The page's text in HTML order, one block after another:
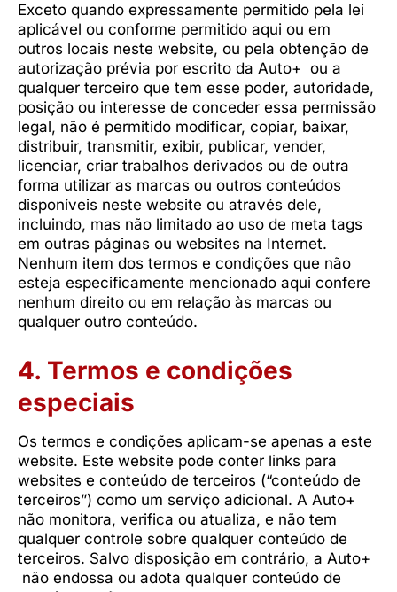
Exceto quando expressamente permitido pela lei
aplicável ou conforme permitido aqui ou em
outros locais neste website, ou pela obtenção de
autorização prévia por escrito da Auto+ ou a
qualquer terceiro que tem esse poder, autoridade,
posição ou interesse de conceder essa permissão
legal, não é permitido modificar, copiar, baixar,
distribuir, transmitir, exibir, publicar, vender,
licenciar, criar trabalhos derivados ou de outra
forma utilizar as marcas ou outros conteúdos
disponíveis neste website ou através dele,
incluindo, mas não limitado ao uso de meta tags
em outras páginas ou websites na Internet.
Nenhum item dos termos e condições que não
esteja especificamente mencionado aqui confere
nenhum direito ou em relação às marcas ou
qualquer outro conteúdo.
4. Termos e condições
especiais
Os termos e condições aplicam-se apenas a este
website. Este website pode conter links para
websites e conteúdo de terceiros (“conteúdo de
terceiros”) como um serviço adicional. A Auto+
não monitora, verifica ou atualiza, e não tem
qualquer controle sobre qualquer conteúdo de
terceiros. Salvo disposição em contrário, a Auto+
não endossa ou adota qualquer conteúdo de